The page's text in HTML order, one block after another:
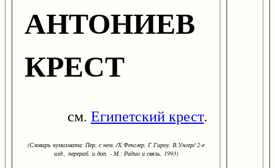
АНТОНИЕВ
КРЕСТ
см. Египетский крест.
(Словарь нумизмата: Пер. с нем. /Х.Фенглер, Г.Гироу, В.Унгер/ 2-е
изд., перераб. и доп. - М.: Радио и связь, 1993)